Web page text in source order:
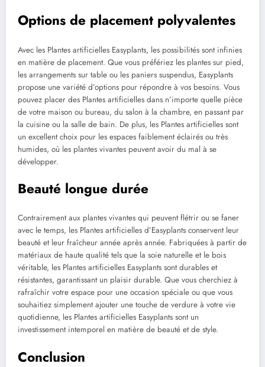
Options de placement polyvalentes
Avec les Plantes artificielles Easyplants, les possibilités sont infinies
en matière de placement. Que vous préfériez les plantes sur pied,
les arrangements sur table ou les paniers suspendus, Easyplants
propose une variété d’options pour répondre à vos besoins. Vous
pouvez placer des Plantes artificielles dans n’importe quelle pièce
de votre maison ou bureau, du salon à la chambre, en passant par
la cuisine ou la salle de bain. De plus, les Plantes artificielles sont
un excellent choix pour les espaces faiblement éclairés ou très
humides, où les plantes vivantes peuvent avoir du mal à se
développer.
Beauté longue durée
Contrairement aux plantes vivantes qui peuvent flétrir ou se faner
avec le temps, les Plantes artificielles d’Easyplants conservent leur
beauté et leur fraîcheur année après année. Fabriquées à partir de
matériaux de haute qualité tels que la soie naturelle et le bois
véritable, les Plantes artificielles Easyplants sont durables et
résistantes, garantissant un plaisir durable. Que vous cherchiez à
rafraîchir votre espace pour une occasion spéciale ou que vous
souhaitiez simplement ajouter une touche de verdure à votre vie
quotidienne, les Plantes artificielles Easyplants sont un
investissement intemporel en matière de beauté et de style.
Conclusion